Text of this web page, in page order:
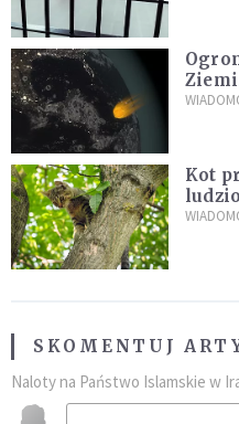
Kot
SKOMENTUJ
Naloty na Państwo Islamskie w